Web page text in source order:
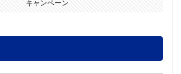
キャンペーン